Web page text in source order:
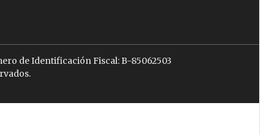
de Identificación Fiscal: B-85062503